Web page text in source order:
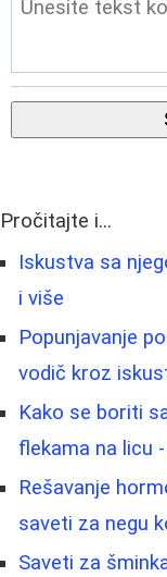
Pročitajte i...
Iskustva sa
i više
Popunjavanje
vodič kroz
Kako se boriti
flekama na licu
Rešavanje
saveti za negu
Saveti za